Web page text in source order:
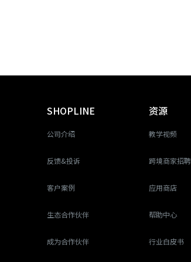
SHOPLINE
公司介绍
反馈&投诉
客户案例
生态合作伙伴
成为合作伙伴
资源
教学视频
跨境商家招聘
应用商店
帮助中心
行业白皮书